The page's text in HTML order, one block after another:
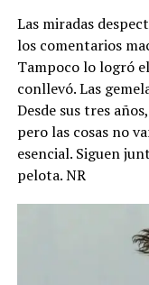
Las miradas
los comentarios
Tampoco lo logró
conllevó. Las
Desde sus tres
pero las cosas no
esencial. Siguen
pelota. NR